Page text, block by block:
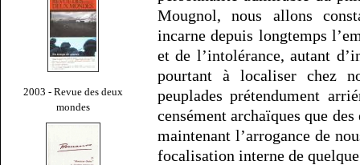
2003 - Revue des deux
mondes
Mougnol, nous allons
incarne depuis longtemps
et de l’intolérance, autant
pourtant à localiser chez
peuplades prétendument
censément archaïques que
maintenant l’arrogance de
focalisation interne de